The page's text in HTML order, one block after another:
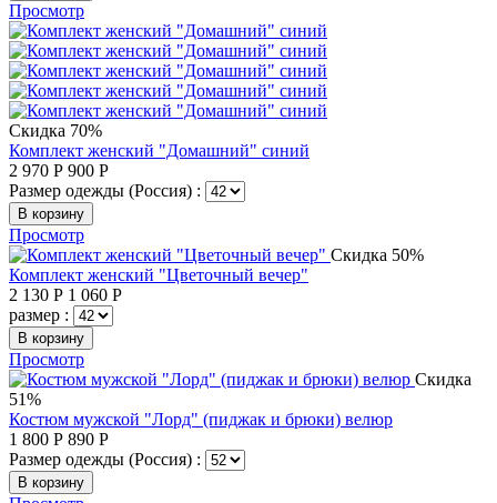
Просмотр
Скидка 70%
Комплект женский "Домашний" синий
2 970 Р 900 Р
Размер одежды (Россия) :
В корзину
Просмотр
Скидка 50%
Комплект женский "Цветочный вечер"
2 130 Р 1 060 Р
размер :
В корзину
Просмотр
Скидка
51%
Костюм мужской "Лорд" (пиджак и брюки) велюр
1 800 Р 890 Р
Размер одежды (Россия) :
В корзину